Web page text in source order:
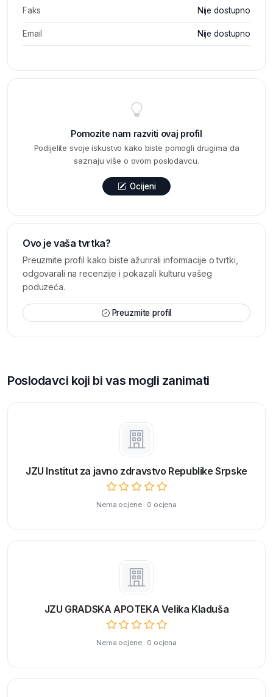
Faks Nije dostupno
Email Nije dostupno
Pomozite nam razviti ovaj profil
Podijelite svoje iskustvo kako biste pomogli drugima da
saznaju više o ovom poslodavcu.
Ocijeni
Ovo je vaša tvrtka?
Preuzmite profil kako biste ažurirali informacije o tvrtki,
odgovarali na recenzije i pokazali kulturu vašeg
poduzeća.
Preuzmite profil
Poslodavci koji bi vas mogli zanimati
JZU Institut za javno zdravstvo Republike Srpske
Nema ocjene · 0 ocjena
JZU GRADSKA APOTEKA Velika Kladuša
Nema ocjene · 0 ocjena